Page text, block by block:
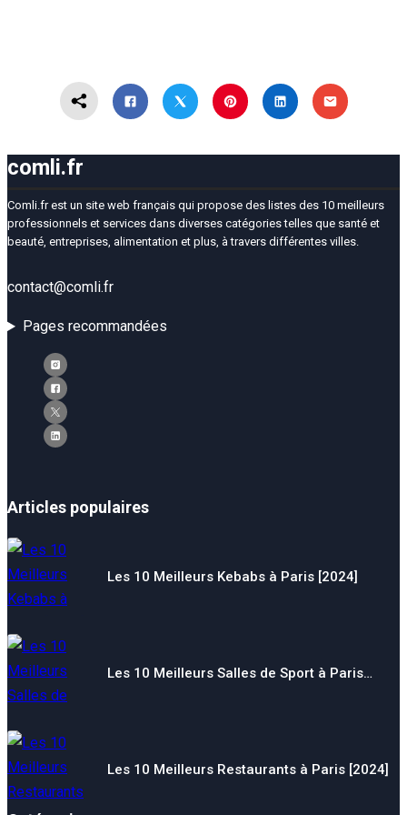
comli.fr
Comli.fr est un site web français qui propose des listes des 10 meilleurs
professionnels et services dans diverses catégories telles que santé et
beauté, entreprises, alimentation et plus, à travers différentes villes.
contact@comli.fr
Pages recommandées
Articles populaires
Les 10 Meilleurs Kebabs à Paris [2024]
Les 10 Meilleurs Salles de Sport à Paris…
Les 10 Meilleurs Restaurants à Paris [2024]